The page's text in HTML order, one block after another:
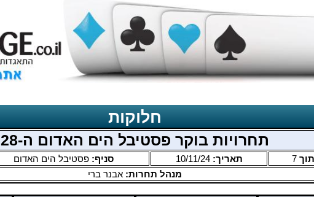
חלוקות
תחרויות בוקר פסטיבל הים האדום ה-28
7 תאריך:10/11/24 סניף: פסטיבל הים האדום
מנהל תחרות:אבנר ברי